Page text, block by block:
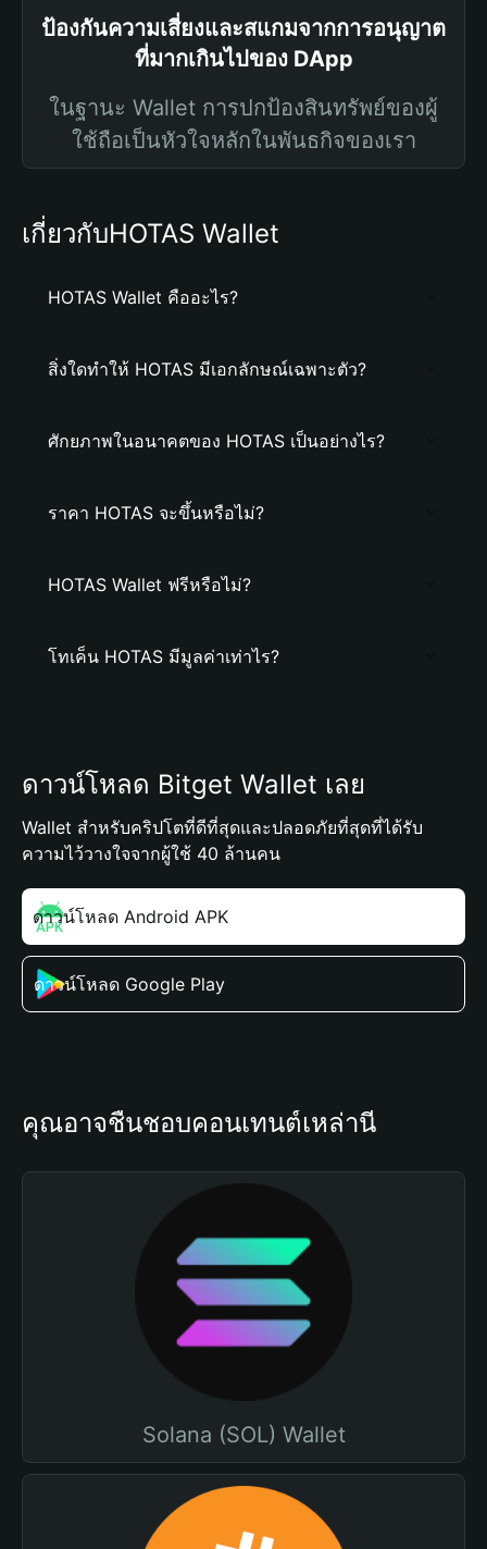
ป้องกันความเสี่ยงและสแกมจากการอนุญาต
ที่มากเกินไปของ DApp
ในฐานะ Wallet การปกป้องสินทรัพย์ของผู้
ใช้ถือเป็นหัวใจหลักในพันธกิจของเรา
เกี่ยวกับHOTAS Wallet
HOTAS Wallet คืออะไร?
สิ่งใดทำให้ HOTAS มีเอกลักษณ์เฉพาะตัว?
ศักยภาพในอนาคตของ HOTAS เป็นอย่างไร?
ราคา HOTAS จะขึ้นหรือไม่?
HOTAS Wallet ฟรีหรือไม่?
โทเค็น HOTAS มีมูลค่าเท่าไร?
ดาวน์โหลด Bitget Wallet เลย
Wallet สำหรับคริปโตที่ดีที่สุดและปลอดภัยที่สุดที่ได้รับ
ความไว้วางใจจากผู้ใช้ 40 ล้านคน
ดาวน์โหลด Android APK
ดาวน์โหลด Google Play
คุณอาจชื่นชอบคอนเทนต์เหล่านี้
Solana (SOL) Wallet